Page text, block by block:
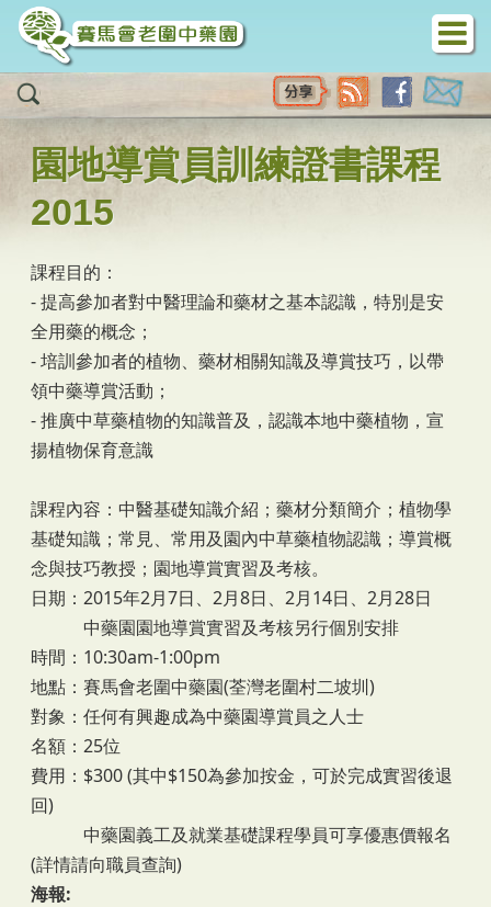
移至主內容
園地導賞員訓練證書課程
2015
課程目的：
- 提高參加者對中醫理論和藥材之基本認識，特別是安
全用藥的概念；
- 培訓參加者的植物、藥材相關知識及導賞技巧，以帶
領中藥導賞活動；
- 推廣中草藥植物的知識普及，認識本地中藥植物，宣
揚植物保育意識
課程內容：中醫基礎知識介紹；藥材分類簡介；植物學
基礎知識；常見、常用及園內中草藥植物認識；導賞概
念與技巧教授；園地導賞實習及考核。
日期：2015年2月7日、2月8日、2月14日、2月28日
中藥園園地導賞實習及考核另行個別安排
時間：10:30am-1:00pm
地點：賽馬會老圍中藥園(荃灣老圍村二坡圳)
對象：任何有興趣成為中藥園導賞員之人士
名額：25位
費用：$300 (其中$150為參加按金，可於完成實習後退
回)
中藥園義工及就業基礎課程學員可享優惠價報名
(詳情請向職員查詢)
海報: